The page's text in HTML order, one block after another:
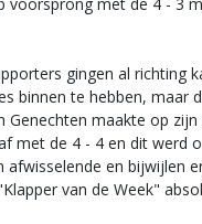
gingen al richting
binnen te hebben, maar
Genechten maakte op
met de 4 - 4 en dit werd
afwisselende en bijwijlen
van de Week"